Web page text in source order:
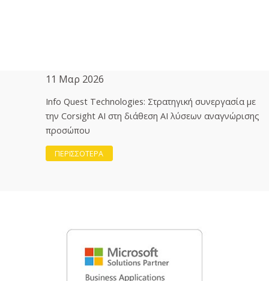
11 Μαρ 2026
Info Quest Technologies: Στρατηγική συνεργασία με
την Corsight AI στη διάθεση ΑΙ λύσεων αναγνώρισης
προσώπου
ΠΕΡΙΣΣΟΤΕΡΑ